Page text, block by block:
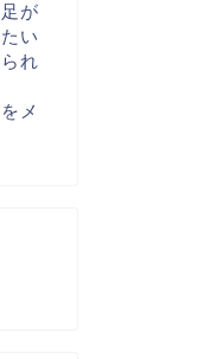
が
い
れ
メ